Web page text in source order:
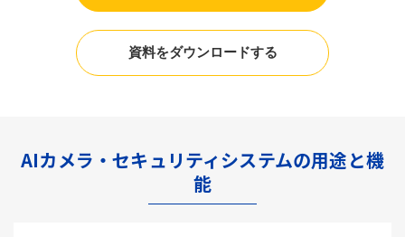
資料をダウンロードする
AIカメラ・セキュリティシステムの用途と機
能